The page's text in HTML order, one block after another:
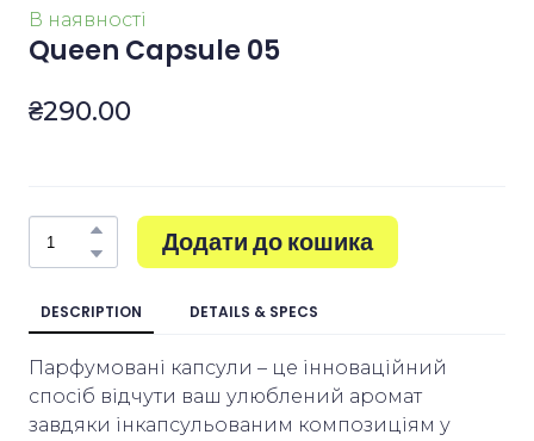
В наявності
Queen Capsule 05
₴290.00
Додати до кошика
DESCRIPTION DETAILS & SPECS
Парфумовані капсули – це інноваційний
спосіб відчути ваш улюблений аромат
завдяки інкапсульованим композиціям у